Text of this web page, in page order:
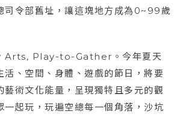
司令部舊址，讓這塊地方成為0~99歲
Arts, Play-to-Gather。今年夏天
活、空間、身體、遊戲的節日，將要
藝術文化能量，呈現獨特且多元的觀
一起玩，玩遍空總每一個角落，沙坑